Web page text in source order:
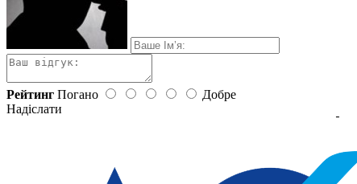
Рейтинг Погано
Добре
Надіслати